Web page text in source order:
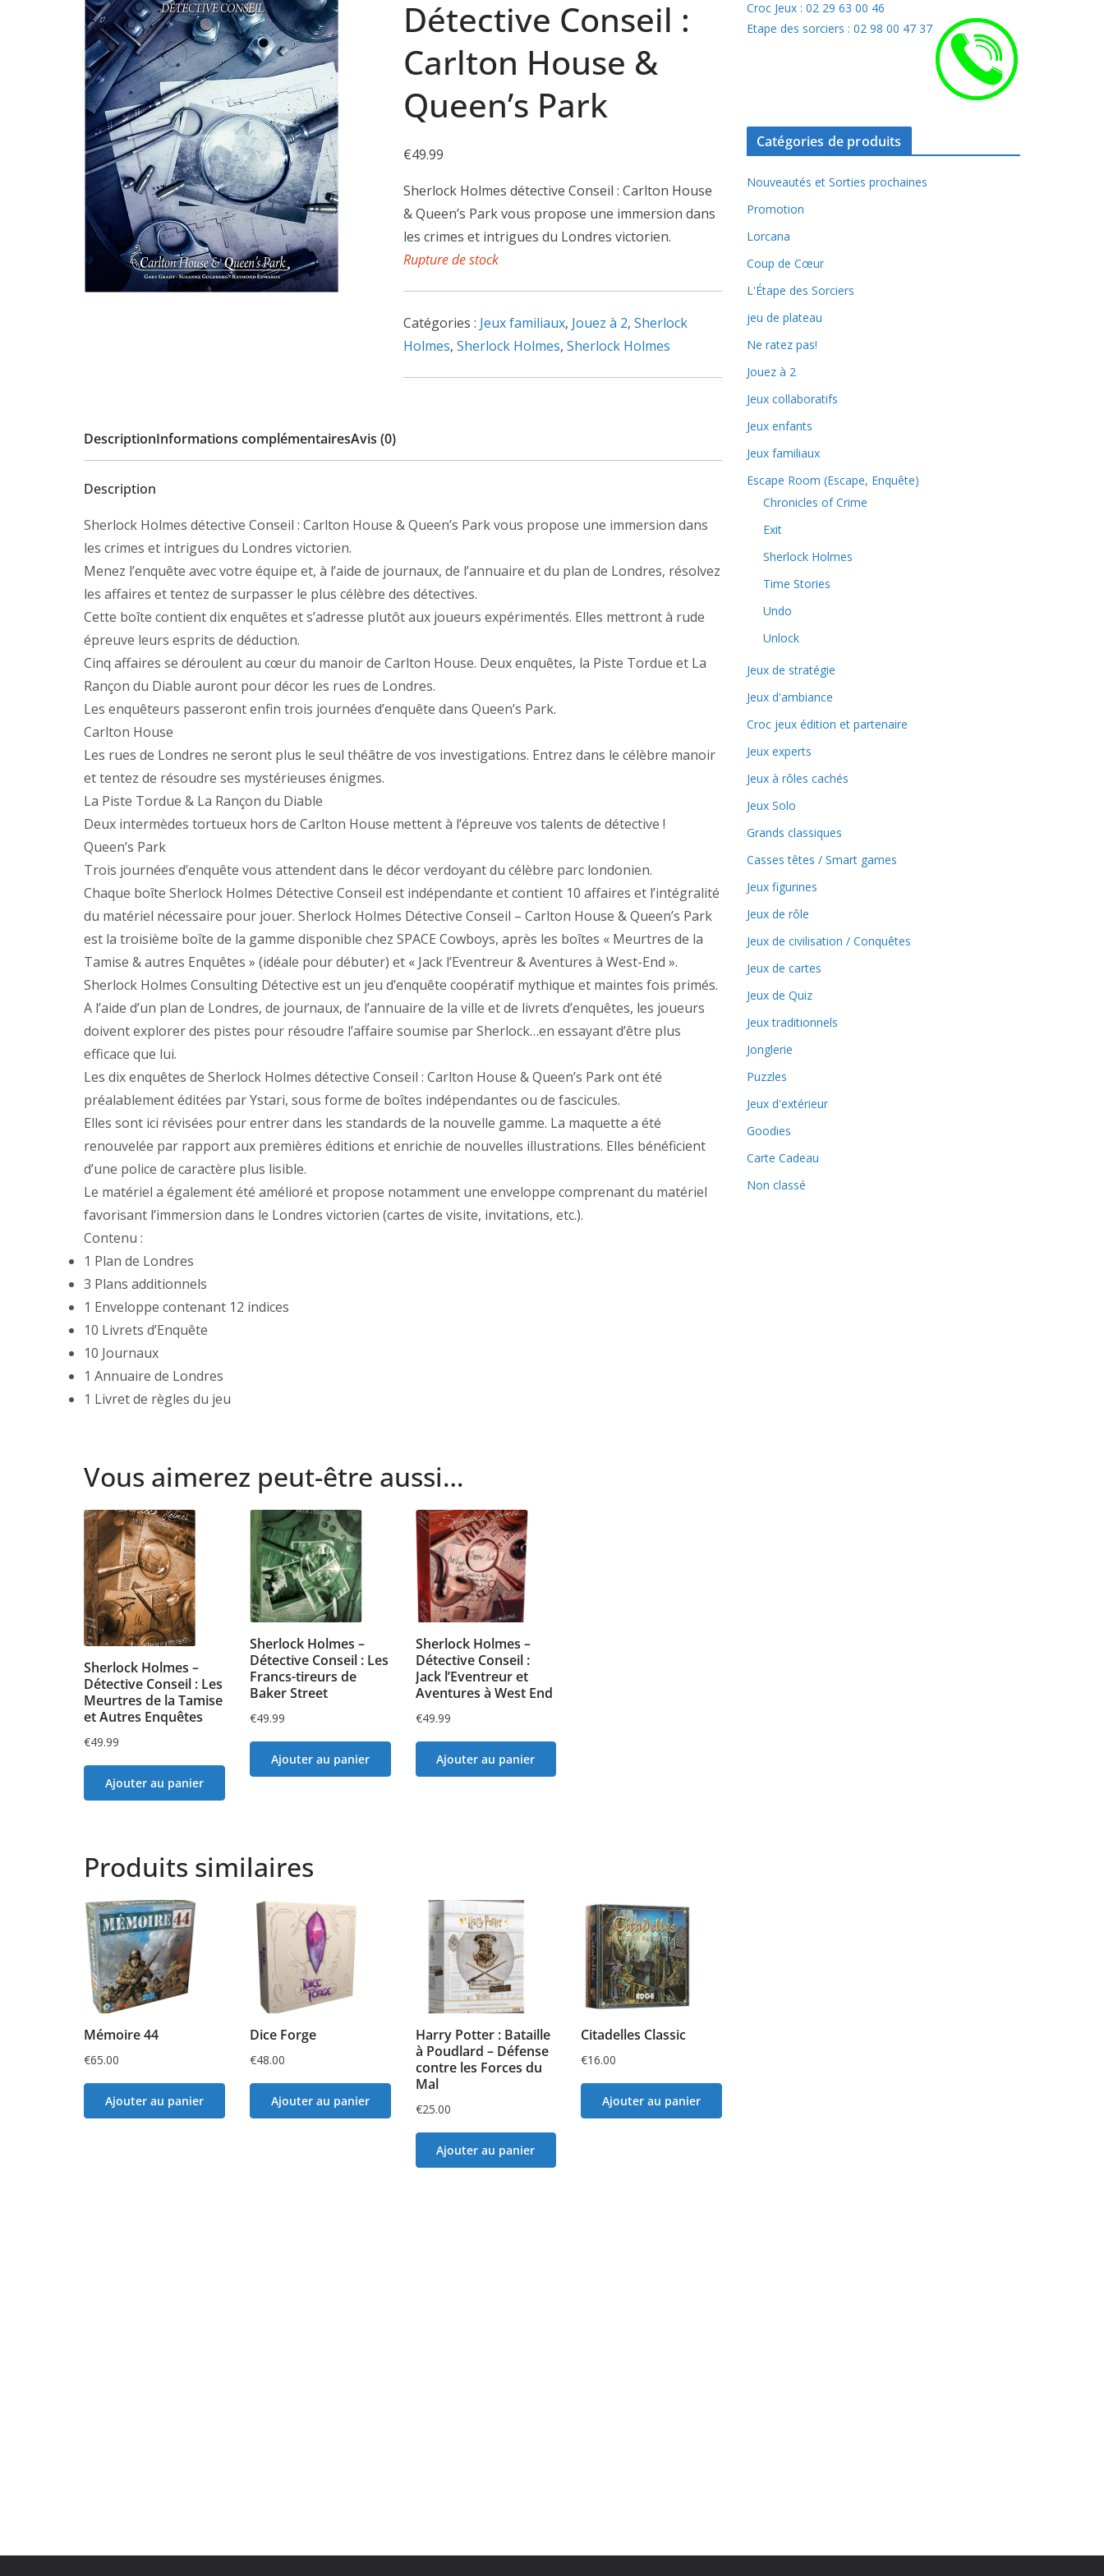
Détective Conseil :
Carlton House &
Queen’s Park
€49.99
Sherlock Holmes détective Conseil : Carlton House
& Queen’s Park vous propose une immersion dans
les crimes et intrigues du Londres victorien.
Rupture de stock
Catégories : Jeux familiaux, Jouez à 2, Sherlock
Holmes, Sherlock Holmes, Sherlock Holmes
DescriptionInformations complémentairesAvis (0)
Description
Sherlock Holmes détective Conseil : Carlton House & Queen’s Park vous propose une immersion dans
les crimes et intrigues du Londres victorien.
Menez l’enquête avec votre équipe et, à l’aide de journaux, de l’annuaire et du plan de Londres, résolvez
les affaires et tentez de surpasser le plus célèbre des détectives.
Cette boîte contient dix enquêtes et s’adresse plutôt aux joueurs expérimentés. Elles mettront à rude
épreuve leurs esprits de déduction.
Cinq affaires se déroulent au cœur du manoir de Carlton House. Deux enquêtes, la Piste Tordue et La
Rançon du Diable auront pour décor les rues de Londres.
Les enquêteurs passeront enfin trois journées d’enquête dans Queen’s Park.
Carlton House
Les rues de Londres ne seront plus le seul théâtre de vos investigations. Entrez dans le célèbre manoir
et tentez de résoudre ses mystérieuses énigmes.
La Piste Tordue & La Rançon du Diable
Deux intermèdes tortueux hors de Carlton House mettent à l’épreuve vos talents de détective !
Queen’s Park
Trois journées d’enquête vous attendent dans le décor verdoyant du célèbre parc londonien.
Chaque boîte Sherlock Holmes Détective Conseil est indépendante et contient 10 affaires et l’intégralité
du matériel nécessaire pour jouer. Sherlock Holmes Détective Conseil – Carlton House & Queen’s Park
est la troisième boîte de la gamme disponible chez SPACE Cowboys, après les boîtes « Meurtres de la
Tamise & autres Enquêtes » (idéale pour débuter) et « Jack l’Eventreur & Aventures à West-End ».
Sherlock Holmes Consulting Détective est un jeu d’enquête coopératif mythique et maintes fois primés.
A l’aide d’un plan de Londres, de journaux, de l’annuaire de la ville et de livrets d’enquêtes, les joueurs
doivent explorer des pistes pour résoudre l’affaire soumise par Sherlock…en essayant d’être plus
efficace que lui.
Les dix enquêtes de Sherlock Holmes détective Conseil : Carlton House & Queen’s Park ont été
préalablement éditées par Ystari, sous forme de boîtes indépendantes ou de fascicules.
Elles sont ici révisées pour entrer dans les standards de la nouvelle gamme. La maquette a été
renouvelée par rapport aux premières éditions et enrichie de nouvelles illustrations. Elles bénéficient
d’une police de caractère plus lisible.
Le matériel a également été amélioré et propose notamment une enveloppe comprenant du matériel
favorisant l’immersion dans le Londres victorien (cartes de visite, invitations, etc.).
Contenu :
1 Plan de Londres
3 Plans additionnels
1 Enveloppe contenant 12 indices
10 Livrets d’Enquête
10 Journaux
1 Annuaire de Londres
1 Livret de règles du jeu
Vous aimerez peut-être aussi…
Sherlock Holmes –
Détective Conseil : Les
Meurtres de la Tamise
et Autres Enquêtes
€49.99
Ajouter au panier
Sherlock Holmes –
Détective Conseil : Les
Francs-tireurs de
Baker Street
€49.99
Ajouter au panier
Sherlock Holmes –
Détective Conseil :
Jack l’Eventreur et
Aventures à West End
€49.99
Ajouter au panier
Produits similaires
Mémoire 44
€65.00
Ajouter au panier
Dice Forge
€48.00
Ajouter au panier
Harry Potter : Bataille
à Poudlard – Défense
contre les Forces du
Mal
€25.00
Ajouter au panier
Citadelles Classic
€16.00
Ajouter au panier
Croc Jeux : 02 29 63 00 46
Etape des sorciers : 02 98 00 47 37
Catégories de produits
Nouveautés et Sorties prochaines
Promotion
Lorcana
Coup de Cœur
L'Étape des Sorciers
jeu de plateau
Ne ratez pas!
Jouez à 2
Jeux collaboratifs
Jeux enfants
Jeux familiaux
Escape Room (Escape, Enquête)
Chronicles of Crime
Exit
Sherlock Holmes
Time Stories
Undo
Unlock
Jeux de stratégie
Jeux d'ambiance
Croc jeux édition et partenaire
Jeux experts
Jeux à rôles cachés
Jeux Solo
Grands classiques
Casses têtes / Smart games
Jeux figurines
Jeux de rôle
Jeux de civilisation / Conquêtes
Jeux de cartes
Jeux de Quiz
Jeux traditionnels
Jonglerie
Puzzles
Jeux d'extérieur
Goodies
Carte Cadeau
Non classé